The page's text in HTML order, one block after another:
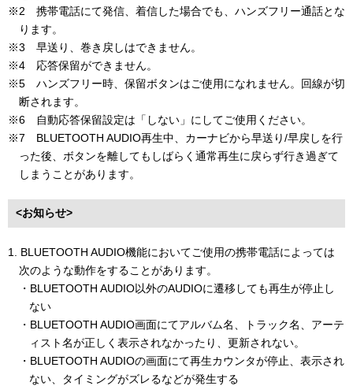
※2 携帯電話にて発信、着信した場合でも、ハンズフリー通話とな
ります。
※3 早送り、巻き戻しはできません。
※4 応答保留ができません。
※5 ハンズフリー時、保留ボタンはご使用になれません。回線が切
断されます。
※6 自動応答保留設定は「しない」にしてご使用ください。
※7 BLUETOOTH AUDIO再生中、カーナビから早送り/早戻しを行
った後、ボタンを離してもしばらく通常再生に戻らず行き過ぎて
しまうことがあります。
<お知らせ>
1. BLUETOOTH AUDIO機能においてご使用の携帯電話によっては
次のような動作をすることがあります。
・BLUETOOTH AUDIO以外のAUDIOに遷移しても再生が停止し
ない
・BLUETOOTH AUDIO画面にてアルバム名、トラック名、アーテ
ィスト名が正しく表示されなかったり、更新されない。
・BLUETOOTH AUDIOの画面にて再生カウンタが停止、表示され
ない、タイミングがズレるなどが発生する